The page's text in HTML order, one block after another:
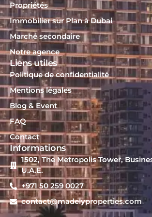
Propriétés
Immobilier sur Plan à Dubai
Marché secondaire
Notre agence
Liens utiles
Politique de confidentialité
Mentions légales
Blog & Event
FAQ
Contact
Informations
1502, The Metropolis Tower,
U.A.E.
+971 50 259 0027
contact@madelyproperties.com